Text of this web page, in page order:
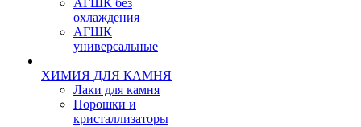
АГШК без
охлаждения
АГШК
универсальные
ХИМИЯ ДЛЯ КАМНЯ
Лаки для камня
Порошки и
кристаллизаторы